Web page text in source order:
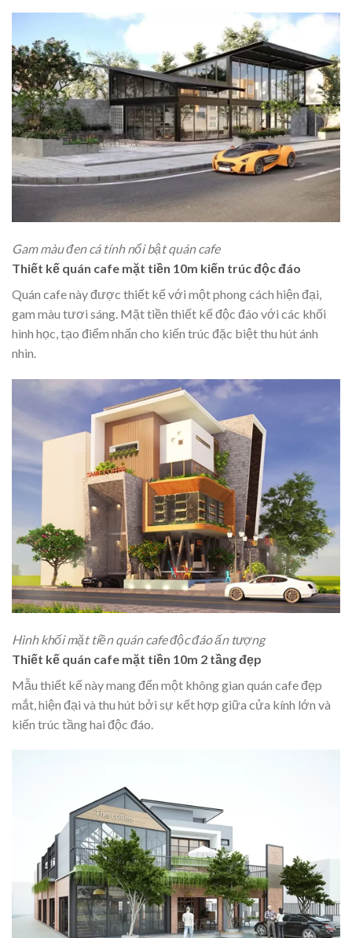
Gam màu đen cá tính nổi bật quán cafe
Thiết kế quán cafe mặt tiền 10m kiến trúc độc đáo
Quán cafe này được thiết kế với một phong cách hiện đại,
gam màu tươi sáng. Mặt tiền thiết kế độc đáo với các khối
hình học, tạo điểm nhấn cho kiến trúc đặc biệt thu hút ánh
nhìn.
Hình khối mặt tiền quán cafe độc đáo ấn tượng
Thiết kế quán cafe mặt tiền 10m 2 tầng đẹp
Mẫu thiết kế này mang đến một không gian quán cafe đẹp
mắt, hiện đại và thu hút bởi sự kết hợp giữa cửa kính lớn và
kiến trúc tầng hai độc đáo.